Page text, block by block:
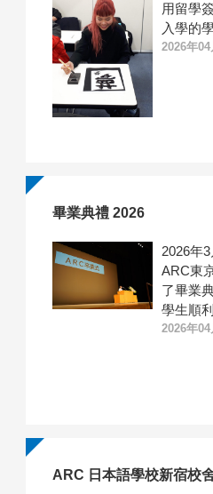
用留學
入學的
2026年04
畢業典禮 2026
2026年
ARC東
了畢業
學生順
2026年04
ARC 日本語學校新宿校